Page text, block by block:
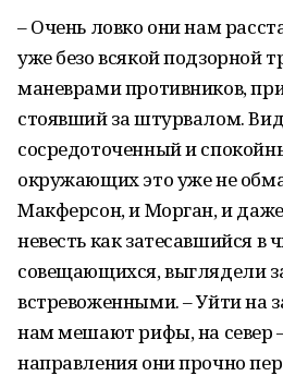
– Очень ловко они нам
уже безо всякой подзорной
маневрами противников,
стоявший за штурвалом.
сосредоточенный и
окружающих это уже не
Макферсон, и Морган, и
невесть как затесавшийся в
совещающихся, выглядели
встревоженными. – Уйти на
нам мешают рифы, на север
направления они прочно